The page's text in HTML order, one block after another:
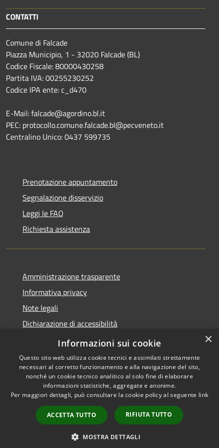
CONTATTI
Comune di Falcade
Piazza Municipio, 1 - 32020 Falcade (BL)
Codice Fiscale: 80000430258
Partita IVA: 00255230252
Codice IPA ente: c_d470
E-Mail: falcade@agordino.bl.it
PEC: protocollo.comune.falcade.bl@pecveneto.it
Centralino Unico: 0437 599735
Prenotazione appuntamento
Segnalazione disservizio
Leggi le FAQ
Richiesta assistenza
Amministrazione trasparente
Informativa privacy
Note legali
Dichiarazione di accessibilità
Dichiarazione di accessibilità App Municipium
Accessibilità
Copyright © 2026 • Comune di
Falcade • Powered by
Municipium•
Accesso
redazione
×
Informazioni sui cookie
Questo sito web utilizza cookie tecnici e assimilati strettamente
necessari al corretto funzionamento e alla navigazione del sito,
nonché un cookie tecnico analitico al solo fine di elaborare
informazioni statistiche, aggregate e anonime.
Per maggiori dettagli, può consultare la cookie policy al seguente link
ACCETTA TUTTO RIFIUTA TUTTO
MOSTRA DETTAGLI